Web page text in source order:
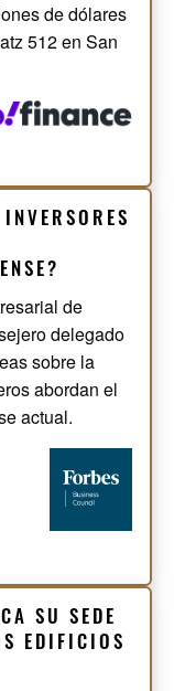
de dólares
512 en San
de
delegado
sobre la
abordan el
actual.
SU SEDE
EDIFICIOS